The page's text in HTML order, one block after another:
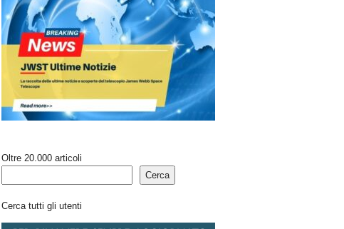
Oltre 20.000 articoli
Cerca
Cerca tutti gli utenti